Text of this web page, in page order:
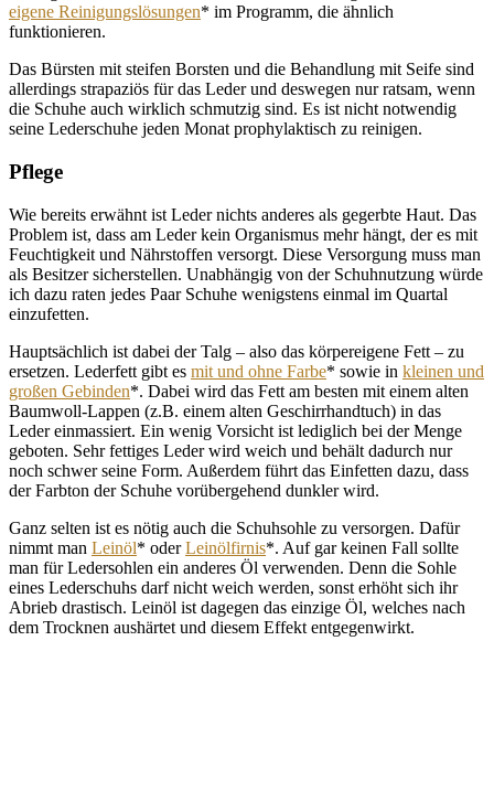
eigene Reinigungslösungen* im Programm, die ähnlich
funktionieren.
Das Bürsten mit steifen Borsten und die Behandlung mit Seife sind
allerdings strapaziös für das Leder und deswegen nur ratsam, wenn
die Schuhe auch wirklich schmutzig sind. Es ist nicht notwendig
seine Lederschuhe jeden Monat prophylaktisch zu reinigen.
Pflege
Wie bereits erwähnt ist Leder nichts anderes als gegerbte Haut. Das
Problem ist, dass am Leder kein Organismus mehr hängt, der es mit
Feuchtigkeit und Nährstoffen versorgt. Diese Versorgung muss man
als Besitzer sicherstellen. Unabhängig von der Schuhnutzung würde
ich dazu raten jedes Paar Schuhe wenigstens einmal im Quartal
einzufetten.
Hauptsächlich ist dabei der Talg – also das körpereigene Fett – zu
ersetzen. Lederfett gibt es mit und ohne Farbe* sowie in kleinen und
großen Gebinden*. Dabei wird das Fett am besten mit einem alten
Baumwoll-Lappen (z.B. einem alten Geschirrhandtuch) in das
Leder einmassiert. Ein wenig Vorsicht ist lediglich bei der Menge
geboten. Sehr fettiges Leder wird weich und behält dadurch nur
noch schwer seine Form. Außerdem führt das Einfetten dazu, dass
der Farbton der Schuhe vorübergehend dunkler wird.
Ganz selten ist es nötig auch die Schuhsohle zu versorgen. Dafür
nimmt man Leinöl* oderLeinölfirnis*. Auf gar keinen Fall sollte
man für Ledersohlen ein anderes Öl verwenden. Denn die Sohle
eines Lederschuhs darf nicht weich werden, sonst erhöht sich ihr
Abrieb drastisch. Leinöl ist dagegen das einzige Öl, welches nach
dem Trocknen aushärtet und diesem Effekt entgegenwirkt.